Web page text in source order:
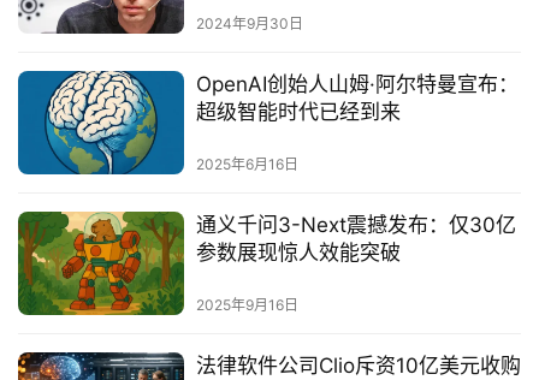
2024年9月30日
OpenAI创始人山姆·阿尔特曼宣布：
超级智能时代已经到来
2025年6月16日
通义千问3-Next震撼发布：仅30亿
参数展现惊人效能突破‌
2025年9月16日
法律软件公司Clio斥资10亿美元收购